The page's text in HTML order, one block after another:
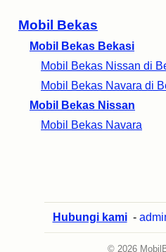
Mobil Bekas
Mobil Bekas Bekasi
Mobil Bekas Nissan di
Mobil Bekas Navara di
Mobil Bekas Nissan
Mobil Bekas Navara
Hubungi kami -
© 2026